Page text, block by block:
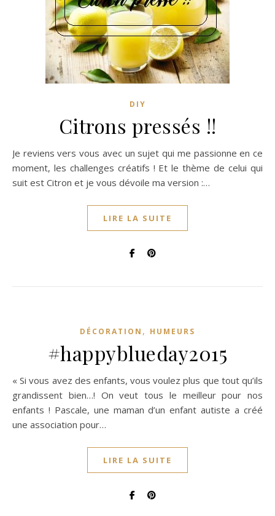
DIY
Citrons pressés !!
Je reviens vers vous avec un sujet qui me passionne en ce
moment, les challenges créatifs ! Et le thème de celui qui
suit est Citron et je vous dévoile ma version :…
LIRE LA SUITE
DÉCORATION , HUMEURS
#happyblueday2015
« Si vous avez des enfants, vous voulez plus que tout qu’ils
grandissent bien…! On veut tous le meilleur pour nos
enfants ! Pascale, une maman d’un enfant autiste a créé
une association pour…
LIRE LA SUITE